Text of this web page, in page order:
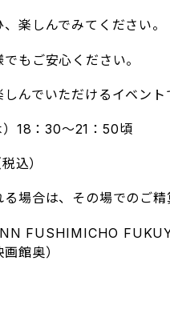
楽しんでみてください。
もご安心ください。
んでいただけるイベント
）18：30～21：50頃
込）
場合は、その場でのご精
FUSHIMICHO
館奥）